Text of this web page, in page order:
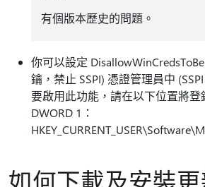
有個版本歷史的問題。
你可以設定
鑰，禁止 SSPI) 憑證管理員中
要啟用此功能，請在以下位置將登
DWORD 1：
如何下載及安裝